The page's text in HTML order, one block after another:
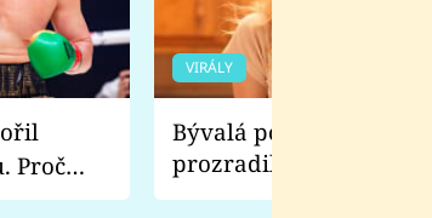
Proč
ním než
VIRÁLY
Bývalá pornoherečka
prozradila, co ji
natáčení Euforie.